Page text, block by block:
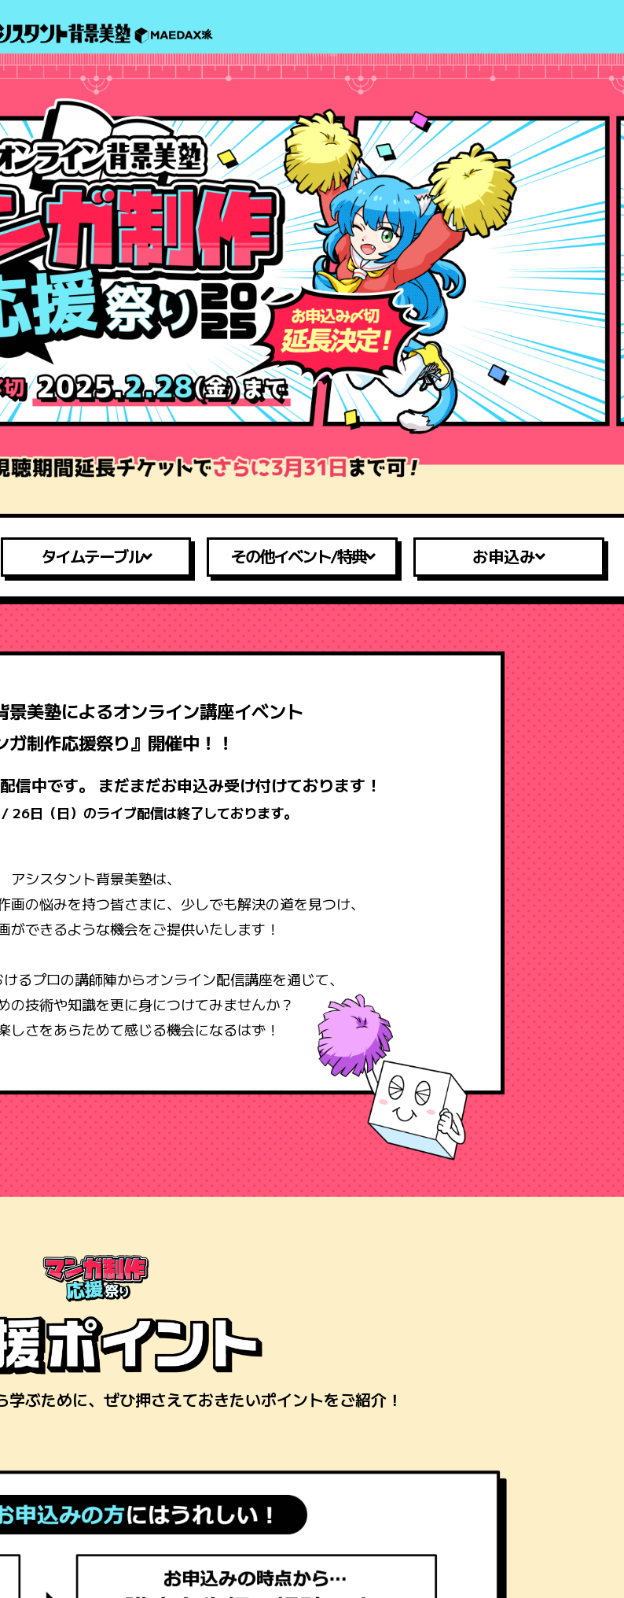
タイムテーブル その他イベント/特典 お申込み
景美塾によるオンライン講座イベント
ガ制作応援祭り』開催中！！
信中です。 まだまだお申込み受け付けております！
日（日）のライブ配信は終了しております。
アシスタント背景美塾は、
画の悩みを持つ皆さまに、少しでも解決の道を見つけ、
ができるような機会をご提供いたします！
るプロの講師陣からオンライン配信講座を通じて、
の技術や知識を更に身につけてみませんか？
しさをあらためて感じる機会になるはず！
ぶために、ぜひ押さえておきたいポイントをご紹介！